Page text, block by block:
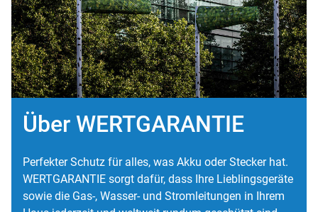
Über WERTGARANTIE
Perfekter Schutz für alles, was Akku oder Stecker hat.
WERTGARANTIE sorgt dafür, dass Ihre Lieblingsgeräte
sowie die Gas-, Wasser- und Stromleitungen in Ihrem